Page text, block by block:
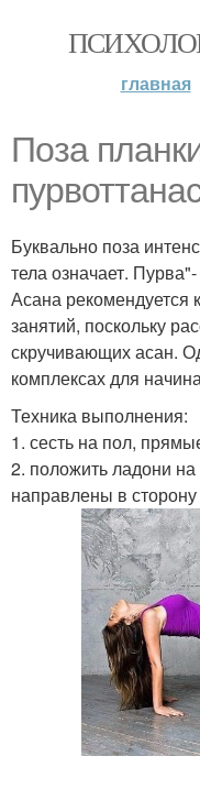
главная
Поза
Буквально поза
тела означает.
Асана рекомендуется
занятий, поскольку
скручивающих асан.
комплексах для
Техника выполнения:
1. сесть на пол,
2. положить ладони
направлены в сторону